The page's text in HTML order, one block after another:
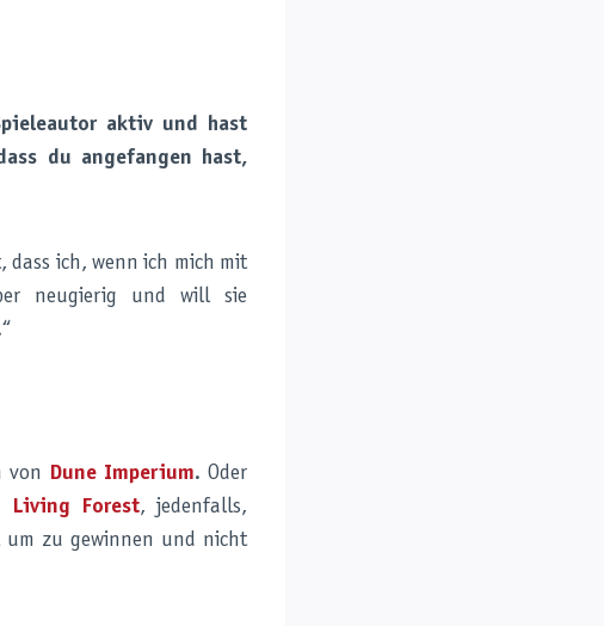
aktiv und hast
du angefangen hast,
dass ich, wenn ich mich mit
neugierig und will sie
von Dune Imperium. Oder
Living Forest, jedenfalls,
um zu gewinnen und nicht